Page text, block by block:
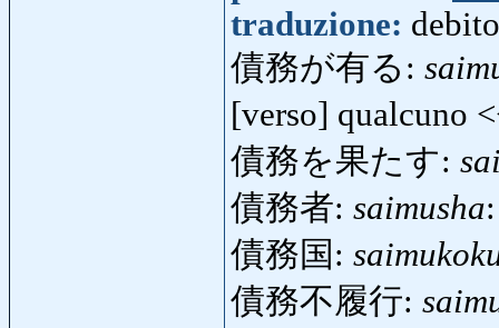
traduzione:
債務が有る:
[verso] qualcuno
債務を果たす:
債務者: saimusha
債務国:
債務不履行: